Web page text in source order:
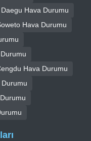
Hava Durumu
Hava Durumu
Hava Durumu